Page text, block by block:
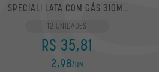
SPECIALI LATA COM GÁS 310ML
12 UNIDADES
R$ 35,81
2,98/UN